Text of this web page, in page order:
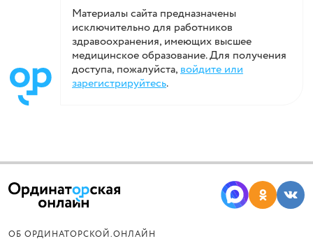
Материалы сайта предназначены
исключительно для работников
здравоохранения, имеющих высшее
медицинское образование. Для получения
доступа, пожалуйста,войдите или
зарегистрируйтесь.
ОБ ОРДИНАТОРСКОЙ.ОНЛАЙН